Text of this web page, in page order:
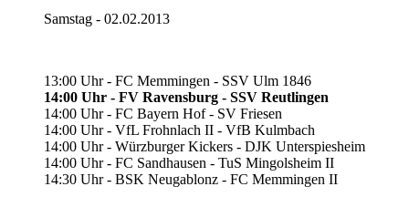
Samstag - 02.02.2013
13:00 Uhr - FC Memmingen - SSV Ulm 1846
14:00 Uhr - FV Ravensburg - SSV Reutlingen
14:00 Uhr - FC Bayern Hof - SV Friesen
14:00 Uhr - VfL Frohnlach II - VfB Kulmbach
14:00 Uhr - Würzburger Kickers - DJK Unterspiesheim
14:00 Uhr - FC Sandhausen - TuS Mingolsheim II
14:30 Uhr - BSK Neugablonz - FC Memmingen II